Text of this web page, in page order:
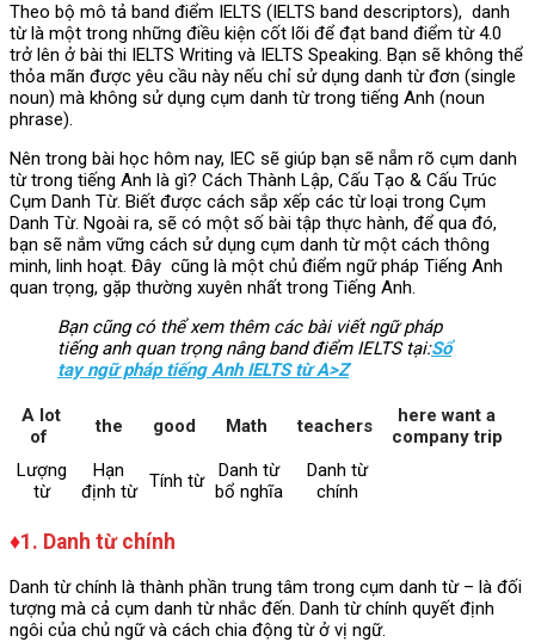
Theo bộ mô tả band điểm IELTS (IELTS band descriptors), danh
từ là một trong những điều kiện cốt lõi để đạt band điểm từ 4.0
trở lên ở bài thi IELTS Writing và IELTS Speaking. Bạn sẽ không thể
thỏa mãn được yêu cầu này nếu chỉ sử dụng danh từ đơn (single
noun) mà không sử dụng cụm danh từ trong tiếng Anh (noun
phrase).
Nên trong bài học hôm nay, IEC sẽ giúp bạn sẽ nẵm rõ cụm danh
từ trong tiếng Anh là gì? Cách Thành Lập, Cấu Tạo & Cấu Trúc
Cụm Danh Từ. Biết được cách sắp xếp các từ loại trong Cụm
Danh Từ. Ngoài ra, sẽ có một số bài tập thực hành, để qua đó,
bạn sẽ nắm vững cách sử dụng cụm danh từ một cách thông
minh, linh hoạt. Đây cũng là một chủ điểm ngữ pháp Tiếng Anh
quan trọng, gặp thường xuyên nhất trong Tiếng Anh.
Bạn cũng có thể xem thêm các bài viết ngữ pháp
tiếng anh quan trọng nâng band điểm IELTS tại:Sổ
tay ngữ pháp tiếng Anh IELTS từ A>Z
A lot
of
the good Math teachers
here want a
company trip
Lượng
từ
Hạn
định từ Tính từ
Danh từ
bổ nghĩa
Danh từ
chính
♦1. Danh từ chính
Danh từ chính là thành phần trung tâm trong cụm danh từ – là đối
tượng mà cả cụm danh từ nhắc đến. Danh từ chính quyết định
ngôi của chủ ngữ và cách chia động từ ở vị ngữ.